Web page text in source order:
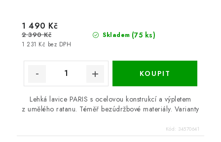
Skladem (75 ks)
1 231 Kč bez DPH
1 490 Kč
2 390 Kč
Lehká lavice PARIS s ocelovou konstrukcí a výpletem
z umělého ratanu. Téměř bezúdržbové materiály. Varianty
Kód: 34570641